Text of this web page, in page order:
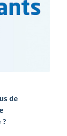
de
?